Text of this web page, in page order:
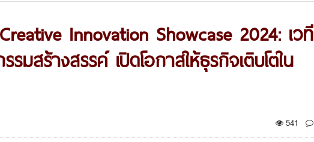
Innovation Showcase 2024: เวที
มสร้างสรรค์ เปิดโอกาสให้ธุรกิจเติบโตใน
541